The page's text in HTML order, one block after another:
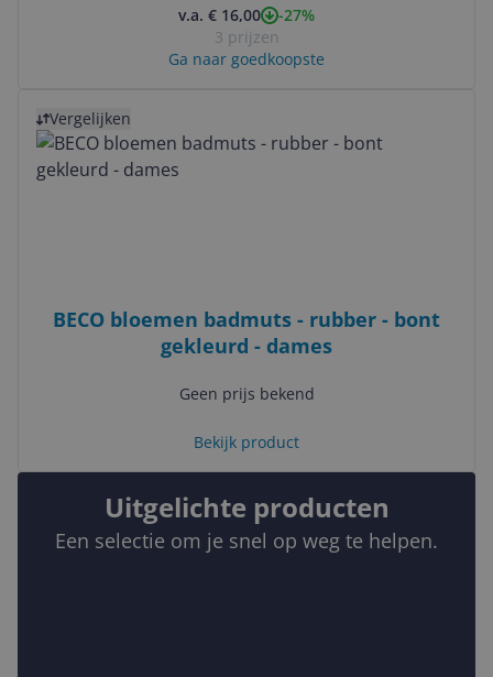
v.a. € 16,00
-27%
3 prijzen
Ga naar goedkoopste
Vergelijken
BECO bloemen badmuts - rubber - bont
gekleurd - dames
Geen prijs bekend
Bekijk product
Uitgelichte producten
Een selectie om je snel op weg te helpen.